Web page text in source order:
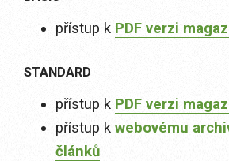
přístup k PDF verzi
STANDARD
přístup k PDF verzi
přístup k webovému
článků